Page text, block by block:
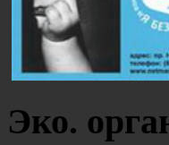
Эко.